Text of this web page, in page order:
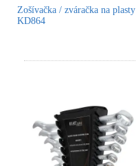
Zošívačka / zváračka na plasty
KD864